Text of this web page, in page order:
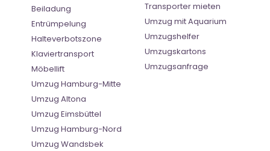
Beiladung
Entrümpelung
Halteverbotszone
Klaviertransport
Möbellift
Umzug Hamburg-Mitte
Umzug Altona
Umzug Eimsbüttel
Umzug Hamburg-Nord
Umzug Wandsbek
Transporter mieten
Umzug mit Aquarium
Umzugshelfer
Umzugskartons
Umzugsanfrage